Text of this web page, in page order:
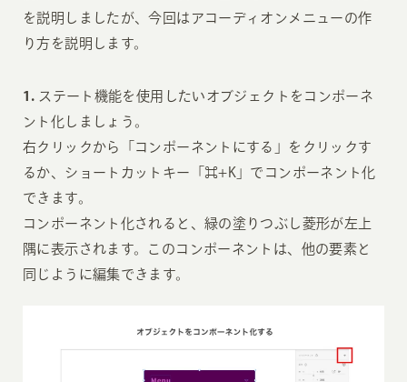
を説明しましたが、今回はアコーディオンメニューの作
り方を説明します。
1. ステート機能を使用したいオブジェクトをコンポーネ
ント化しましょう。
右クリックから「コンポーネントにする」をクリックす
るか、ショートカットキー「⌘+K」でコンポーネント化
できます。
コンポーネント化されると、緑の塗りつぶし菱形が左上
隅に表示されます。このコンポーネントは、他の要素と
同じように編集できます。